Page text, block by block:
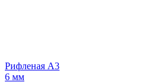
Рифленая А3
6 мм